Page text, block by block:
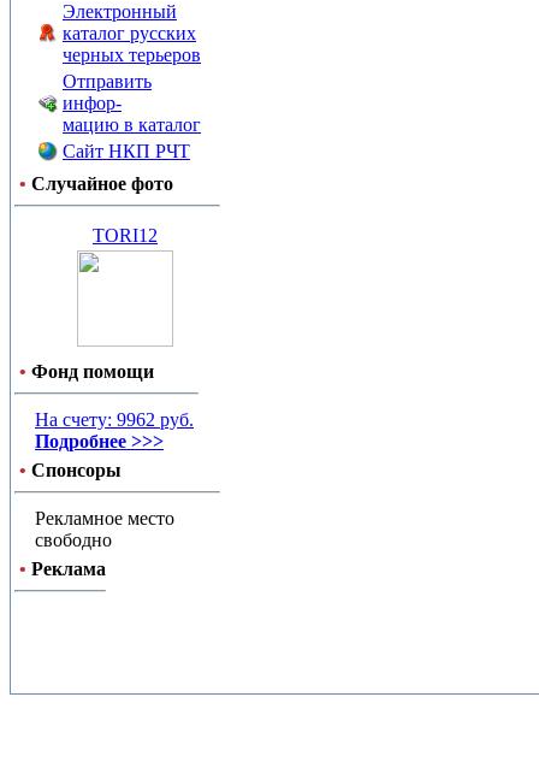
Электронный
каталог русских
черных терьеров
Отправить
инфор-
мацию в каталог
Сайт НКП РЧТ
• Случайное фото
TORI12
• Фонд помощи
На счету: 9962 руб.
Подробнее >>>
• Спонсоры
Рекламное место
свободно
• Реклама